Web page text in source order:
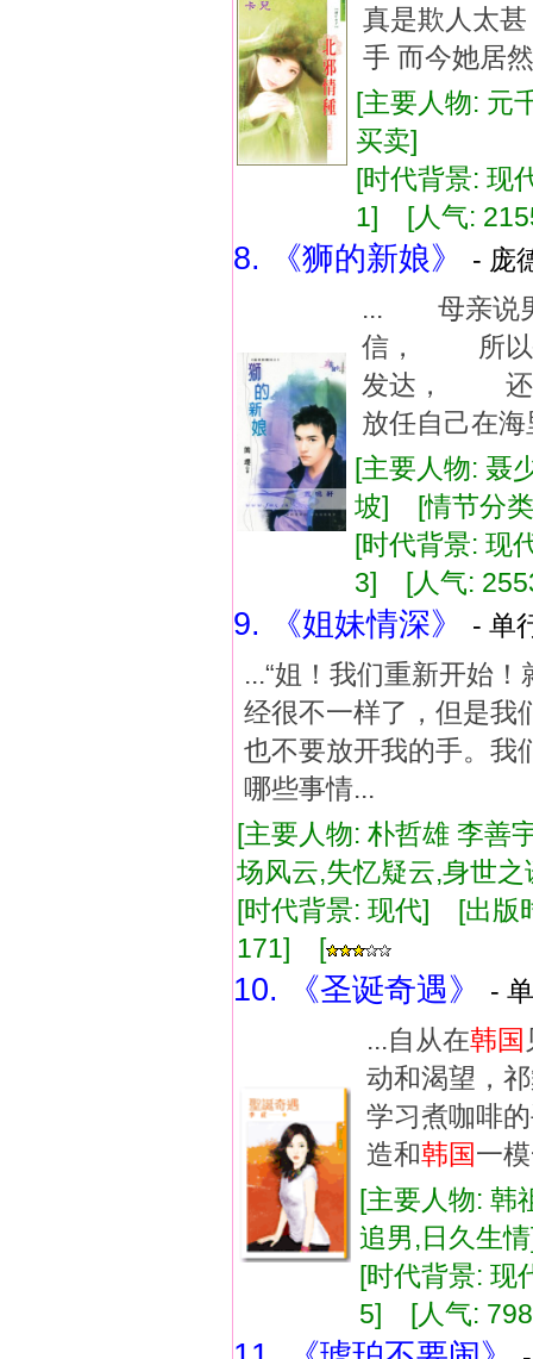
真是欺人太
手 而今她居
[主要人物: 元
买卖]
[时代背景:
1] [人气:
8. 《狮的新娘》
- 庞
... 母亲说
信， 所以
发达， 还
放任自己在
[主要人物: 聂
坡] [情节分
[时代背景:
3] [人气:
9. 《姐妹情深》
- 单
...“姐！我们重新开始
经很不一样了，但是我
也不要放开我的手。我
哪些事情...
[主要人物: 朴哲雄 李
场风云,失忆疑云,身世
[时代背景: 现代] [出
171] [
10. 《圣诞奇遇》
-
...自从在韩国
动和渴望，
学习煮咖啡
造和韩国一
[主要人物:
追男,日久生
[时代背景:
5] [人气: